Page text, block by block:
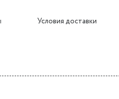
Условия доставки